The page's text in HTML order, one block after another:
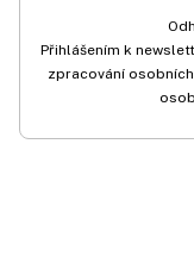
Přihlášením k
zpracování